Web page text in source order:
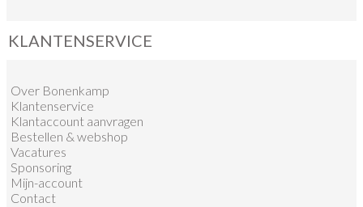
KLANTENSERVICE
Over Bonenkamp
Klantenservice
Klantaccount aanvragen
Bestellen & webshop
Vacatures
Sponsoring
Mijn-account
Contact